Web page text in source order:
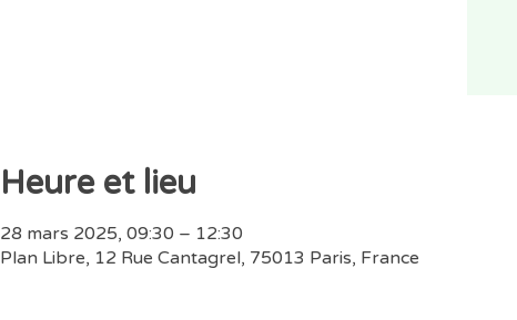
Heure et lieu
28 mars 2025, 09:30 – 12:30
Plan Libre, 12 Rue Cantagrel, 75013 Paris, France